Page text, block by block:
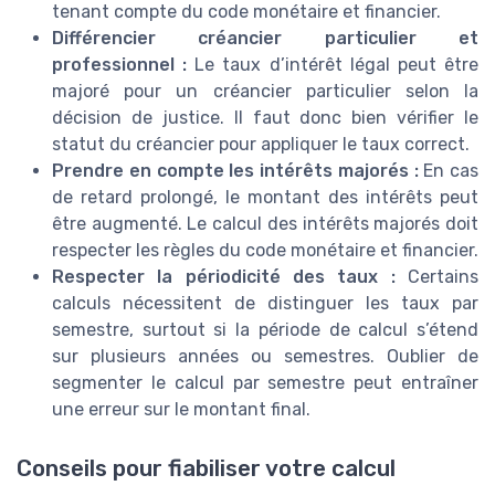
tenant compte du code monétaire et financier.
Différencier créancier particulier et
professionnel : Le taux d’intérêt légal peut être
majoré pour un créancier particulier selon la
décision de justice. Il faut donc bien vérifier le
statut du créancier pour appliquer le taux correct.
Prendre en compte les intérêts majorés :En cas
de retard prolongé, le montant des intérêts peut
être augmenté. Le calcul des intérêts majorés doit
respecter les règles du code monétaire et financier.
Respecter la périodicité des taux :Certains
calculs nécessitent de distinguer les taux par
semestre, surtout si la période de calcul s’étend
sur plusieurs années ou semestres. Oublier de
segmenter le calcul par semestre peut entraîner
une erreur sur le montant final.
Conseils pour fiabiliser votre calcul